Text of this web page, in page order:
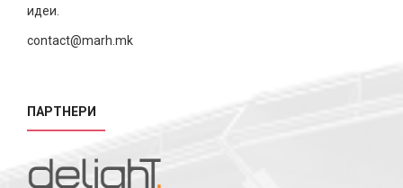
идеи.
contact@marh.mk
ПАРТНЕРИ